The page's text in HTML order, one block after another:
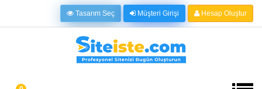
Tasarım Seç Müşteri Girişi Hesap Oluştur